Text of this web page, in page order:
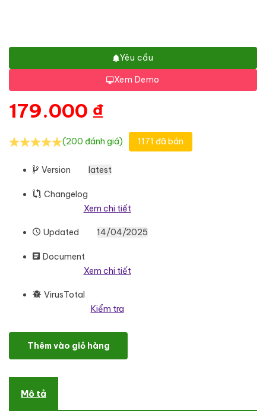
Yêu cầu
Xem Demo
179.000 ₫
(200 đánh giá) 1171 đã bán
Version latest
Changelog
Xem chi tiết
Updated 14/04/2025
Document
Xem chi tiết
VirusTotal
Kiểm tra
Vegux - The Mega Grocery Store WooCommerce Theme số
Thêm vào giỏ hàng
Mô tả